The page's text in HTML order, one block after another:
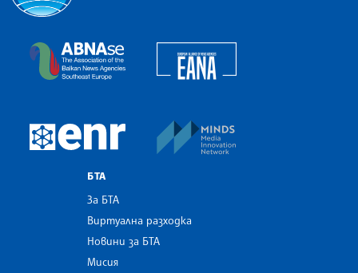
The Assocoation of the Balkan News Agencies
European Newsroom
БТА
За БТА
Виртуална разходка
Новини за БТА
Мисия